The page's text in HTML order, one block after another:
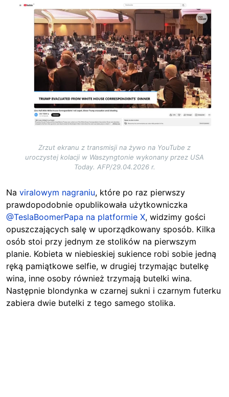
Image
Zrzut ekranu z transmisji na żywo na YouTube z
uroczystej kolacji w Waszyngtonie wykonany przez USA
Today. AFP/29.04.2026 r.
Na viralowym nagraniu, które po raz pierwszy
prawdopodobnie opublikowała użytkowniczka
@TeslaBoomerPapa na platformie X, widzimy gości
opuszczających salę w uporządkowany sposób. Kilka
osób stoi przy jednym ze stolików na pierwszym
planie. Kobieta w niebieskiej sukience robi sobie jedną
ręką pamiątkowe selfie, w drugiej trzymając butelkę
wina, inne osoby również trzymają butelki wina.
Następnie blondynka w czarnej sukni i czarnym futerku
zabiera dwie butelki z tego samego stolika.